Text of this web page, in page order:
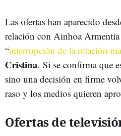
Las ofertas han aparecido
relación con Ainhoa
“interrupción de la relación
Cristina. Si se confirma que
sino una decisión en firme
raso y los medios quieren
Ofertas de